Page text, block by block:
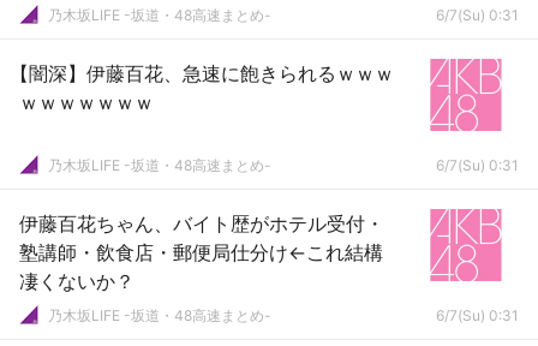
乃木坂LIFE -坂道・48高速まとめ- 6/7(Su) 0:31
【闇深】伊藤百花、急速に飽きられるｗｗｗ
ｗｗｗｗｗｗｗ
乃木坂LIFE -坂道・48高速まとめ- 6/7(Su) 0:31
伊藤百花ちゃん、バイト歴がホテル受付・
塾講師・飲食店・郵便局仕分け←これ結構
凄くないか？
乃木坂LIFE -坂道・48高速まとめ- 6/7(Su) 0:31